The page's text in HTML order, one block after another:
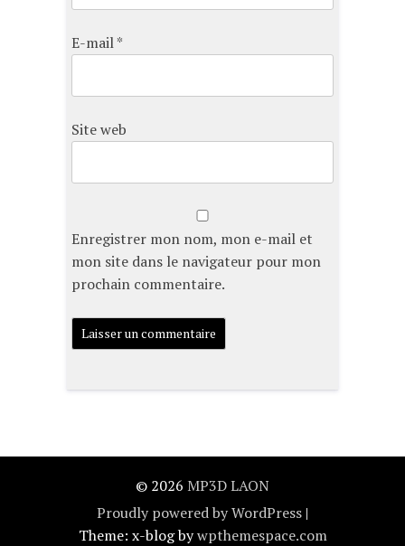
E-mail*
Site web
Enregistrer mon nom, mon e-mail et
mon site dans le navigateur pour mon
prochain commentaire.
© 2026 MP3D LAON
Proudly powered by WordPress |
Theme: x-blog bywpthemespace.com